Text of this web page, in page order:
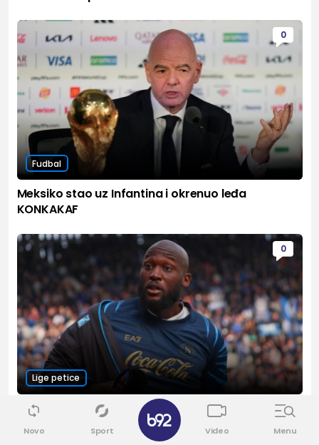
0
Fudbal
Meksiko stao uz Infantina i okrenuo leđa
KONKAKAF
0
Lige petice
Monako "puca" visoko – kako doći do Lukakua?
Novo Sport Video Menu
✕